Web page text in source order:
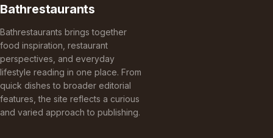
Bathrestaurants
Bathrestaurants brings together
food inspiration, restaurant
perspectives, and everyday
lifestyle reading in one place. From
quick dishes to broader editorial
features, the site reflects a curious
and varied approach to publishing.